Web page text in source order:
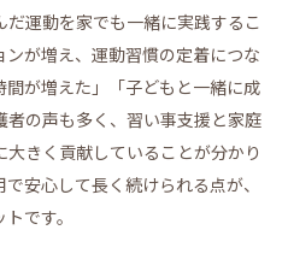
運動を家でも一緒に実践するこ
が増え、運動習慣の定着につな
が増えた」「子どもと一緒に成
の声も多く、習い事支援と家庭
きく貢献していることが分かり
安心して長く続けられる点が、
です。